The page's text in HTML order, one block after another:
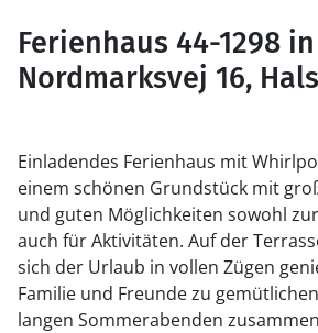
Ferienhaus 44-1298 in
Nordmarksvej 16, Hals
Einladendes Ferienhaus mit
einem schönen Grundstück mit
und guten Möglichkeiten sowohl
auch für Aktivitäten. Auf der
sich der Urlaub in vollen Zügen
Familie und Freunde zu
langen Sommerabenden